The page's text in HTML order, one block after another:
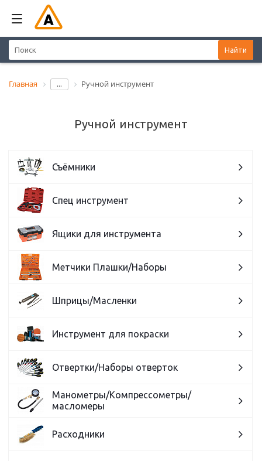
Найти
Главная ... Ручной инструмент
Ручной инструмент
Съёмники
Спец инструмент
Ящики для инструмента
Метчики Плашки/Наборы
Шприцы/Масленки
Инструмент для покраски
Отвертки/Наборы отверток
Манометры/Компрессометры/
масломеры
Расходники